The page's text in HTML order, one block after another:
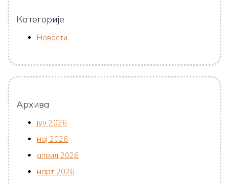
Категорије
Новости
Архива
јун 2026
мај 2026
април 2026
март 2026